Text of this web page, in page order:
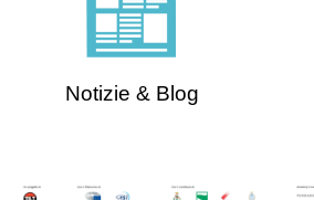
Notizie & Blog